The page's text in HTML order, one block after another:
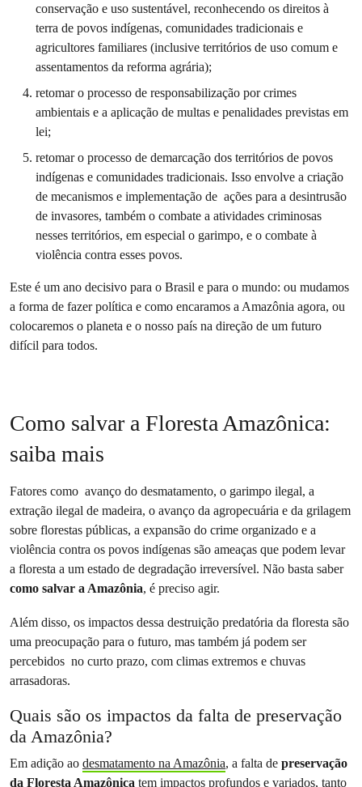
conservação e uso sustentável, reconhecendo os direitos à
terra de povos indígenas, comunidades tradicionais e
agricultores familiares (inclusive territórios de uso comum e
assentamentos da reforma agrária);
retomar o processo de responsabilização por crimes
ambientais e a aplicação de multas e penalidades previstas em
lei;
retomar o processo de demarcação dos territórios de povos
indígenas e comunidades tradicionais. Isso envolve a criação
de mecanismos e implementação de ações para a desintrusão
de invasores, também o combate a atividades criminosas
nesses territórios, em especial o garimpo, e o combate à
violência contra esses povos.
Este é um ano decisivo para o Brasil e para o mundo: ou mudamos
a forma de fazer política e como encaramos a Amazônia agora, ou
colocaremos o planeta e o nosso país na direção de um futuro
difícil para todos.
Como salvar a Floresta Amazônica:
saiba mais
Fatores como avanço do desmatamento, o garimpo ilegal, a
extração ilegal de madeira, o avanço da agropecuária e da grilagem
sobre florestas públicas, a expansão do crime organizado e a
violência contra os povos indígenas são ameaças que podem levar
a floresta a um estado de degradação irreversível. Não basta saber
como salvar a Amazônia, é preciso agir.
Além disso, os impactos dessa destruição predatória da floresta são
uma preocupação para o futuro, mas também já podem ser
percebidos no curto prazo, com climas extremos e chuvas
arrasadoras.
Quais são os impactos da falta de preservação
da Amazônia?
Em adição ao desmatamento na Amazônia, a falta de preservação
da Floresta Amazônica tem impactos profundos e variados, tanto